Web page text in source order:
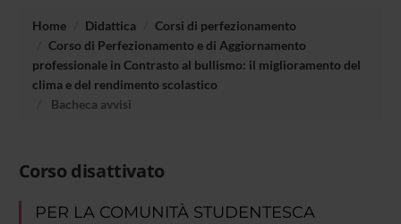
Home Didattica
Corsi di perfezionamento
Corso di Perfezionamento e di Aggiornamento
professionale in Contrasto al bullismo: il miglioramento del
clima e del rendimento scolastico
Bacheca avvisi
Corso disattivato
PER LA COMUNITÀ STUDENTESCA